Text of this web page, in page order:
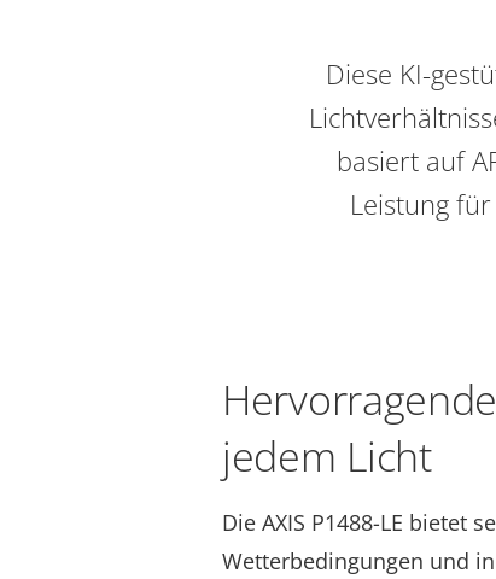
Diese KI-
basiert auf
Leistung
jedem Licht
Die AXIS P1488-LE bietet
Wetterbedingungen und